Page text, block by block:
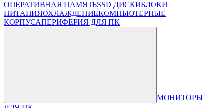
ОПЕРАТИВНАЯ ПАМЯТЬSSD ДИСКИБЛОКИ
ПИТАНИЯОХЛАЖДЕНИЕКОМПЬЮТЕРНЫЕ
КОРПУСАПЕРИФЕРИЯ ДЛЯ ПК
МОНИТОРЫ